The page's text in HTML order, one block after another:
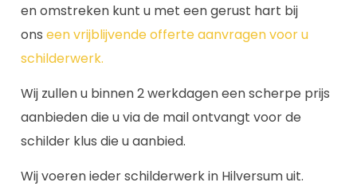
en omstreken kunt u met een gerust hart bij
ons een vrijblijvende offerte aanvragen voor u
schilderwerk.
Wij zullen u binnen 2 werkdagen een scherpe prijs
aanbieden die u via de mail ontvangt voor de
schilder klus die u aanbied.
Wij voeren ieder schilderwerk in Hilversum uit.